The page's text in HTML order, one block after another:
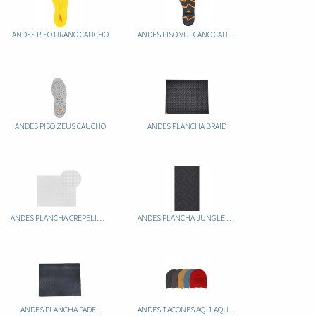
ANDES PISO URANO CAUCHO ANDES PISO VULCANO CAUCHO
ANDES PISO ZEUS CAUCHO ANDES PLANCHA BRAID
ANDES PLANCHA CREPELINA TOLEDO ANDES PLANCHA JUNGLE 6MM
ANDES PLANCHA PADEL ANDES TACONES AQ-1 AQUAGRIP